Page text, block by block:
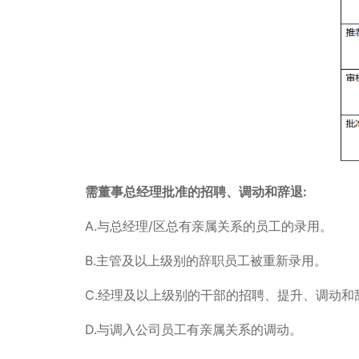
需董事总经理批准的招聘、调动和辞退:
A.与总经理/区总有亲属关系的员工的录用。
B.主管及以上级别的辞职员工被重新录用。
C.经理及以上级别的干部的招聘、提升、调动和
D.与调入公司员工有亲属关系的调动。